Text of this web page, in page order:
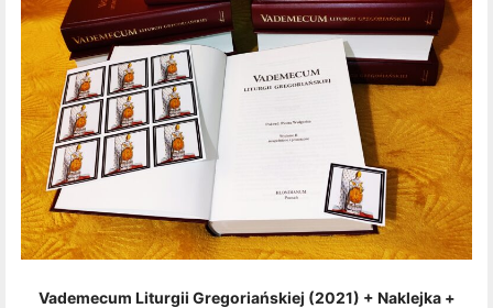
Vademecum Liturgii Gregoriańskiej (2021) + Naklejka +